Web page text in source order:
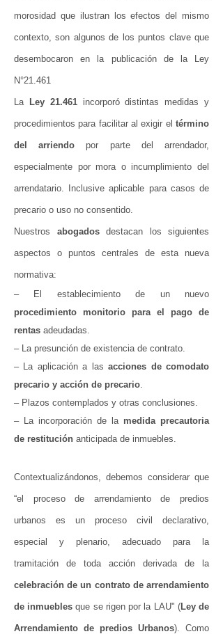
morosidad que ilustran los efectos del mismo
contexto, son algunos de los puntos clave que
desembocaron en la publicación de la Ley
N°21.461
La Ley 21.461incorporó distintas medidas y
procedimientos para facilitar al exigir el término
del arriendo por parte del arrendador,
especialmente por mora o incumplimiento del
arrendatario. Inclusive aplicable para casos de
precario o uso no consentido.
Nuestros abogadosdestacan los siguientes
aspectos o puntos centrales de esta nueva
normativa:
– El establecimiento de un nuevo
procedimiento monitorio para el pago de
rentas adeudadas.
– La presunción de existencia de contrato.
– La aplicación a lasacciones de comodato
precario y acción de precario.
– Plazos contemplados y otras conclusiones.
– La incorporación de la medida precautoria
de restitución anticipada de inmuebles.
Contextualizándonos, debemos considerar que
“el proceso de arrendamiento de predios
urbanos es un proceso civil declarativo,
especial y plenario, adecuado para la
tramitación de toda acción derivada de la
celebración de un contrato de arrendamiento
de inmueblesque se rigen por la LAU" (Ley de
Arrendamiento de predios Urbanos). Como